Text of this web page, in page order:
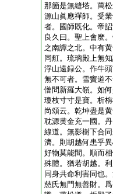
那箇是無縫塔。萬
源山眞應禪師。受
者。國師既化。帝
良久曰。聖上會麼
之南譚之北。中有
同舡。琉璃殿上無
浮山遠録公。作牛
無不可者。雪竇道
僧問新羅大嶺。如
瓊枝寸寸是寶。析
尚頌云。乾坤盡是
耽源黄金充一國。
線道。無影樹下合
濟。則胡越何患乎
好物莫能間。順而
殊體。猶若胡越。
同身共命利害同也
慈氏無門無善財。